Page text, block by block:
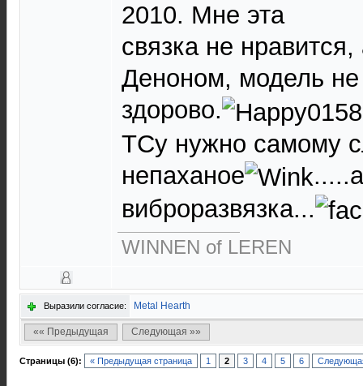
2010. Мне эта
связка не
Деноном, модель
здорово.
ТСу нужно самому
непаханое
виброразвязка...
WINNEN of LEREN
Выразили согласие: Metal Hearth
«« Предыдущая Следующая »»
Страницы (6): « Предыдущая страница 1 2 3 4 5 6